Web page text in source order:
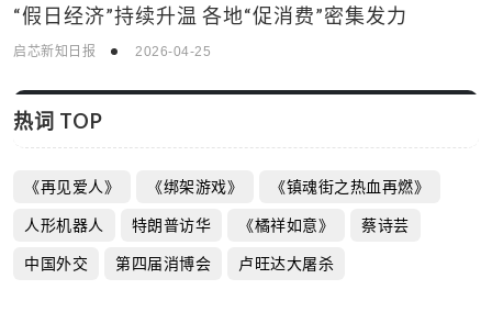
“假日经济”持续升温 各地“促消费”密集发力
启芯新知日报 2026-04-25
热词 TOP
《再见爱人》 《绑架游戏》 《镇魂街之热血再燃》
人形机器人 特朗普访华 《橘祥如意》 蔡诗芸
中国外交 第四届消博会 卢旺达大屠杀